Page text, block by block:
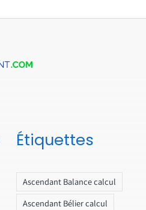
Étiquettes
Ascendant Balance calcul
Ascendant Bélier calcul